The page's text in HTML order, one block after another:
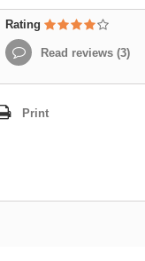
Rating
Read reviews (3)
Print